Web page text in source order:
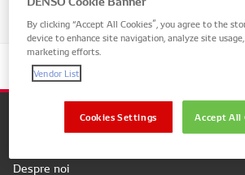
Selectează modelul
Companie
Despre noi
By clicking “Accept All Cookies”, you agree to the
device to enhance site navigation, analyze site
marketing efforts.
Vendor List
Accept All
Cookies Settings